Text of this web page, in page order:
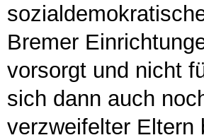
Bremer
vorsorgt und nicht
sich dann auch
verzweifelter Eltern